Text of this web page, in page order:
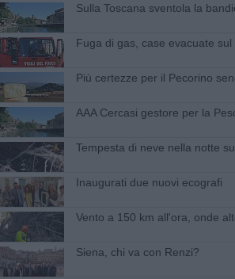
Sulla Toscana sventola la
Fuga di gas, case evacuate sul
Più certezze per il Pecorino
AAA Cercasi gestore per la
Tempesta di neve nella notte
Inaugurati due nuovi ecografi
Vento a 150 km all'ora, onde
Siena, chi va con Renzi?